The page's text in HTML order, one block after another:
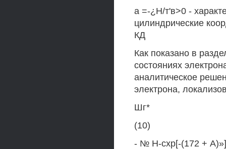
а =-¿Н/т'в>0 -
цилиндрические
КД
Как показано в
состояниях
аналитическое
электрона,
Шг*
(10)
- № Н-схр[-(172 + А)»]